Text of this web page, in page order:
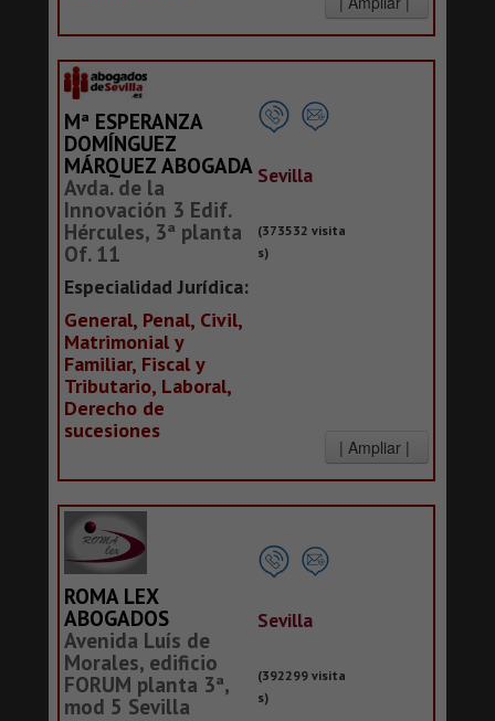
Mª ESPERANZA
DOMÍNGUEZ
MÁRQUEZ ABOGADA
Avda. de la
Innovación 3 Edif.
Hércules, 3ª planta
Of. 11
Especialidad Jurídica:
General, Penal, Civil,
Matrimonial y
Familiar, Fiscal y
Tributario, Laboral,
Derecho de
sucesiones
Sevilla
(373532 visita
s)
ROMA LEX
ABOGADOS
Avenida Luís de
Morales, edificio
FORUM planta 3ª,
mod 5 Sevilla
Sevilla
(392299 visita
s)